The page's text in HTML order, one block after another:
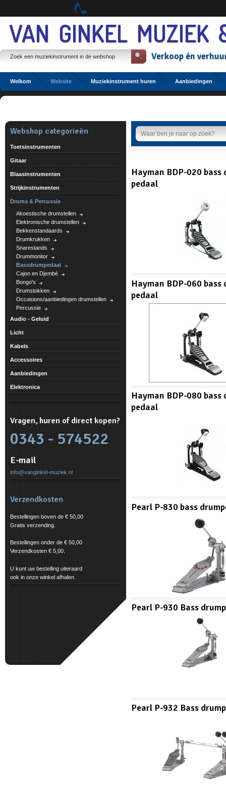
naar
de
Spring
het
hoofdmenu
VAN GINKEL MUZIEK
Verkoopén
Etalage
Hayman BDP-020 bass
pedaal
Hayman BDP-060 bass
pedaal
Hayman BDP-080 bass
pedaal
Pearl P-830 bass
Pearl P-930 Bass
Pearl P-932 Bass
Webshop categorieën
Toetsinstrumenten
Gitaar
Blaasinstrumenten
Strijkinstrumenten
Drums & Percussie
Akoestische drumstellen
Elektronische drumstellen
Bekkenstandaards
Drumkrukken
Snarestands
Drummonitor
Bassdrumpedaal
Cajon en Djembé
Bongo's
Drumstokken
Occasions/aanbiedingen drumstellen
Percussie
Audio - Geluid
Licht
Kabels
Accessoires
Aanbiedingen
Elektronica
Vragen, huren of direct kopen?
0343 - 574522
E-mail
info@vanginkel-muziek.nl
Verzendkosten
Bestellingen boven de € 50,00
Gratis verzending.
Bestellingen onder de € 50,00
Verzendkosten € 5,00.
U kunt uw bestelling uiteraard
ook in onze winkel afhalen.
Welkom Website Muziekinstrument huren Aanbiedingen